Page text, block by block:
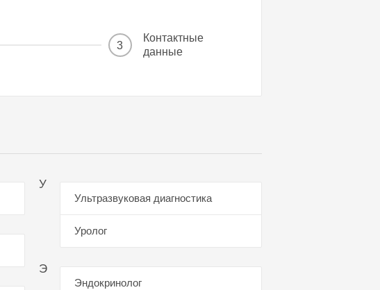
3
Контактные
данные
У
Ультразвуковая диагностика
Уролог
Э
Эндокринолог